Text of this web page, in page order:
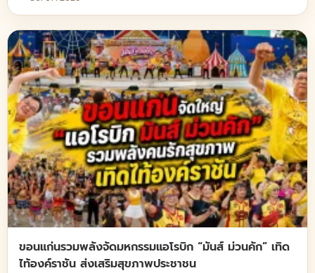
ขอนแก่นรวมพลังจัดมหกรรมแอโรบิก “มันส์ ม่วนคัก” เทิด
ไท้องค์ราชัน ส่งเสริมสุขภาพประชาชน